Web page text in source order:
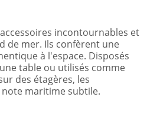
incontournables et
de mer. Ils confèrent une
à l'espace. Disposés
table ou utilisés comme
des étagères, les
maritime subtile.